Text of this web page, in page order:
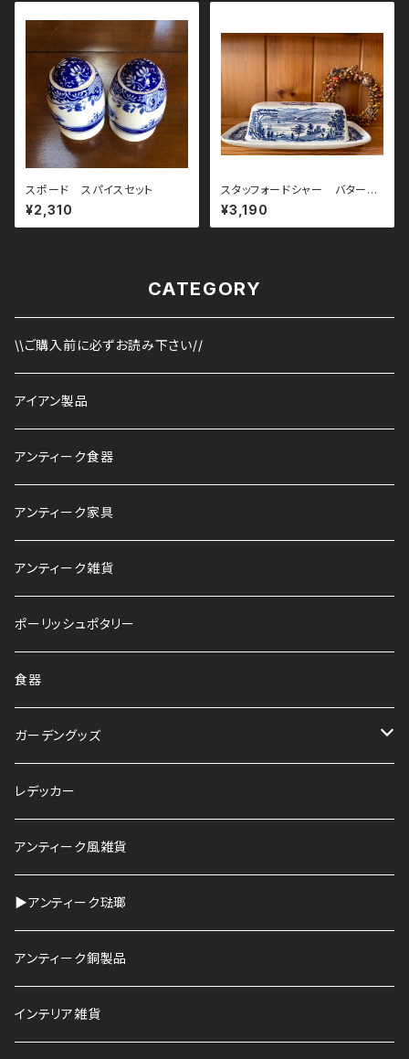
スポード スパイスセット
¥2,310
スタッフォードシャー バターケ
ース
¥3,190
CATEGORY
\\ご購入前に必ずお読み下さい//
アイアン製品
アンティーク食器
アンティーク家具
アンティーク雑貨
ポーリッシュポタリー
食器
ガーデングッズ
鉢
HAWS
レデッカー
アンティーク風雑貨
▶︎アンティーク琺瑯
アンティーク銅製品
インテリア雑貨